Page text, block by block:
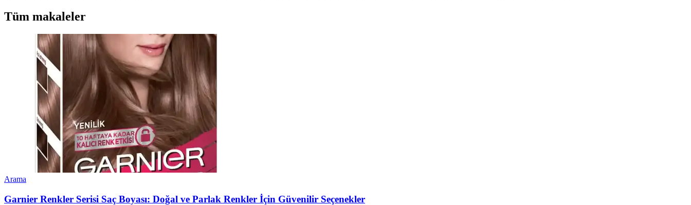
Tüm makaleler
Arama
Garnier Renkler Serisi Saç Boyası: Doğal ve Parlak Renkler İçin Güvenilir Seçenekler